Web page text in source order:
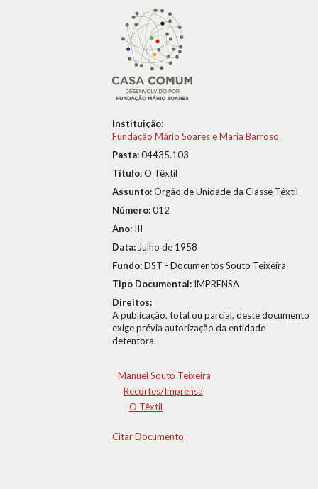
Instituição:
Fundação Mário Soares e Maria Barroso
Pasta:04435.103
Título:O Têxtil
Assunto:Órgão de Unidade da Classe Têxtil
Número:012
Ano: III
Data: Julho de 1958
Fundo:DST - Documentos Souto Teixeira
Tipo Documental: IMPRENSA
Direitos:
A publicação, total ou parcial, deste documento
exige prévia autorização da entidade
detentora.
Manuel Souto Teixeira
Recortes/Imprensa
O Têxtil
Citar Documento